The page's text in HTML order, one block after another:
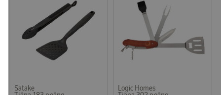
Satake Logic Homes